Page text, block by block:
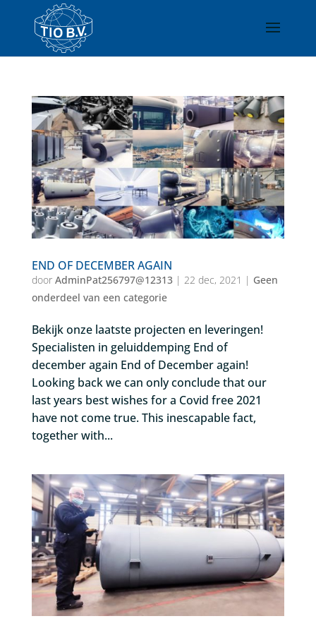
END OF DECEMBER AGAIN
door AdminPat256797@12313| 22 dec, 2021 | Geen
onderdeel van een categorie
Bekijk onze laatste projecten en leveringen!
Specialisten in geluiddemping End of
december again End of December again!
Looking back we can only conclude that our
last years best wishes for a Covid free 2021
have not come true. This inescapable fact,
together with...